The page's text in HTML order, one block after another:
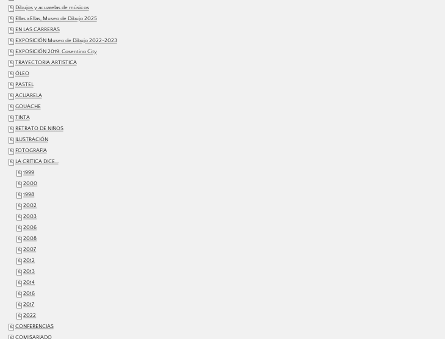
Dibujos y acuarelas de músicos
Ellas xEllas, Museo de Dibujo 2025
EN LAS CARRERAS
EXPOSICIÓN Museo de Dibujo 2022-2023
EXPOSICIÓN 2019: Cosentino City
TRAYECTORIA ARTÍSTICA
ÓLEO
PASTEL
ACUARELA
GOUACHE
TINTA
RETRATO DE NIÑOS
ILUSTRACIÓN
FOTOGRAFÍA
LA CRÍTICA DICE...
1999
2000
1998
2002
2003
2006
2008
2007
2012
2013
2014
2016
2017
2022
CONFERENCIAS
COMISARIADO